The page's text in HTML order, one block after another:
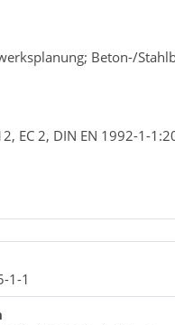
Beton-/
EC 2, DIN EN 1992-1-
1-1